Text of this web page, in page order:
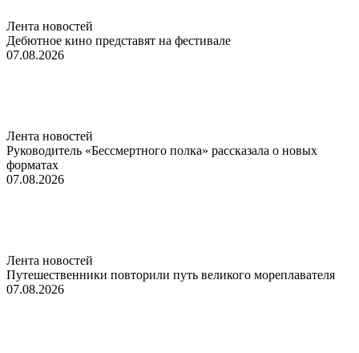
Лента новостей
Дебютное кино представят на фестивале
07.08.2026
Лента новостей
Руководитель «Бессмертного полка» рассказала о новых
форматах
07.08.2026
Лента новостей
Путешественники повторили путь великого мореплавателя
07.08.2026